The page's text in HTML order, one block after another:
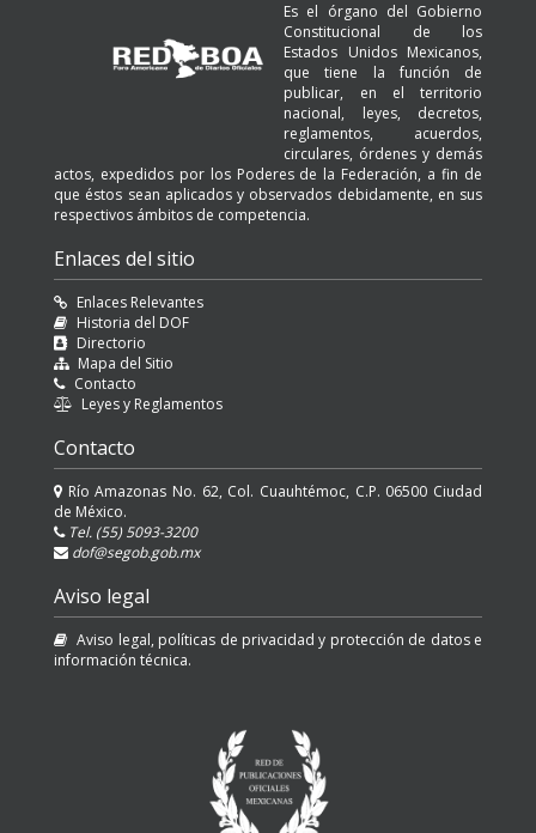
Es el órgano del Gobierno
Constitucional de los
Estados Unidos Mexicanos,
que tiene la función de
publicar, en el territorio
nacional, leyes, decretos,
reglamentos, acuerdos,
circulares, órdenes y demás
actos, expedidos por los Poderes de la Federación, a fin de
que éstos sean aplicados y observados debidamente, en sus
respectivos ámbitos de competencia.
Enlaces del sitio
Enlaces Relevantes
Historia del DOF
Directorio
Mapa del Sitio
Contacto
Leyes y Reglamentos
Contacto
Río Amazonas No. 62, Col. Cuauhtémoc, C.P. 06500 Ciudad
de México.
Tel. (55) 5093-3200
dof@segob.gob.mx
Aviso legal
Aviso legal, políticas de privacidad y protección de datos e
información técnica.